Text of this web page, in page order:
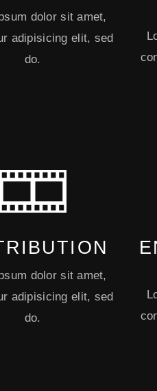
dolor sit amet,
adipisicing elit, sed
do.
dolor sit amet,
adipisicing elit, sed
do.